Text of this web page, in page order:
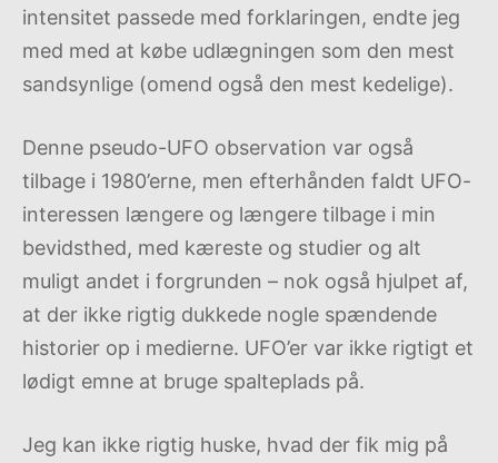
intensitet passede med forklaringen, endte jeg
med med at købe udlægningen som den mest
sandsynlige (omend også den mest kedelige).
Denne pseudo-UFO observation var også
tilbage i 1980’erne, men efterhånden faldt UFO-
interessen længere og længere tilbage i min
bevidsthed, med kæreste og studier og alt
muligt andet i forgrunden – nok også hjulpet af,
at der ikke rigtig dukkede nogle spændende
historier op i medierne. UFO’er var ikke rigtigt et
lødigt emne at bruge spalteplads på.
Jeg kan ikke rigtig huske, hvad der fik mig på